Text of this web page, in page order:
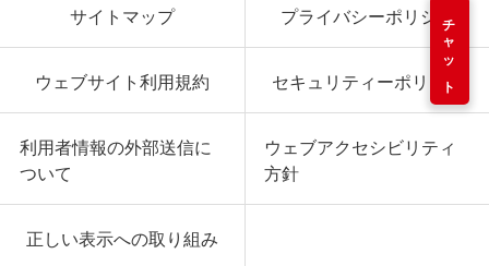
チャット
サイトマップ プライバシーポリシー
ウェブサイト利用規約 セキュリティーポリシー
利用者情報の外部送信に
ついて
ウェブアクセシビリティ
方針
正しい表示への取り組み